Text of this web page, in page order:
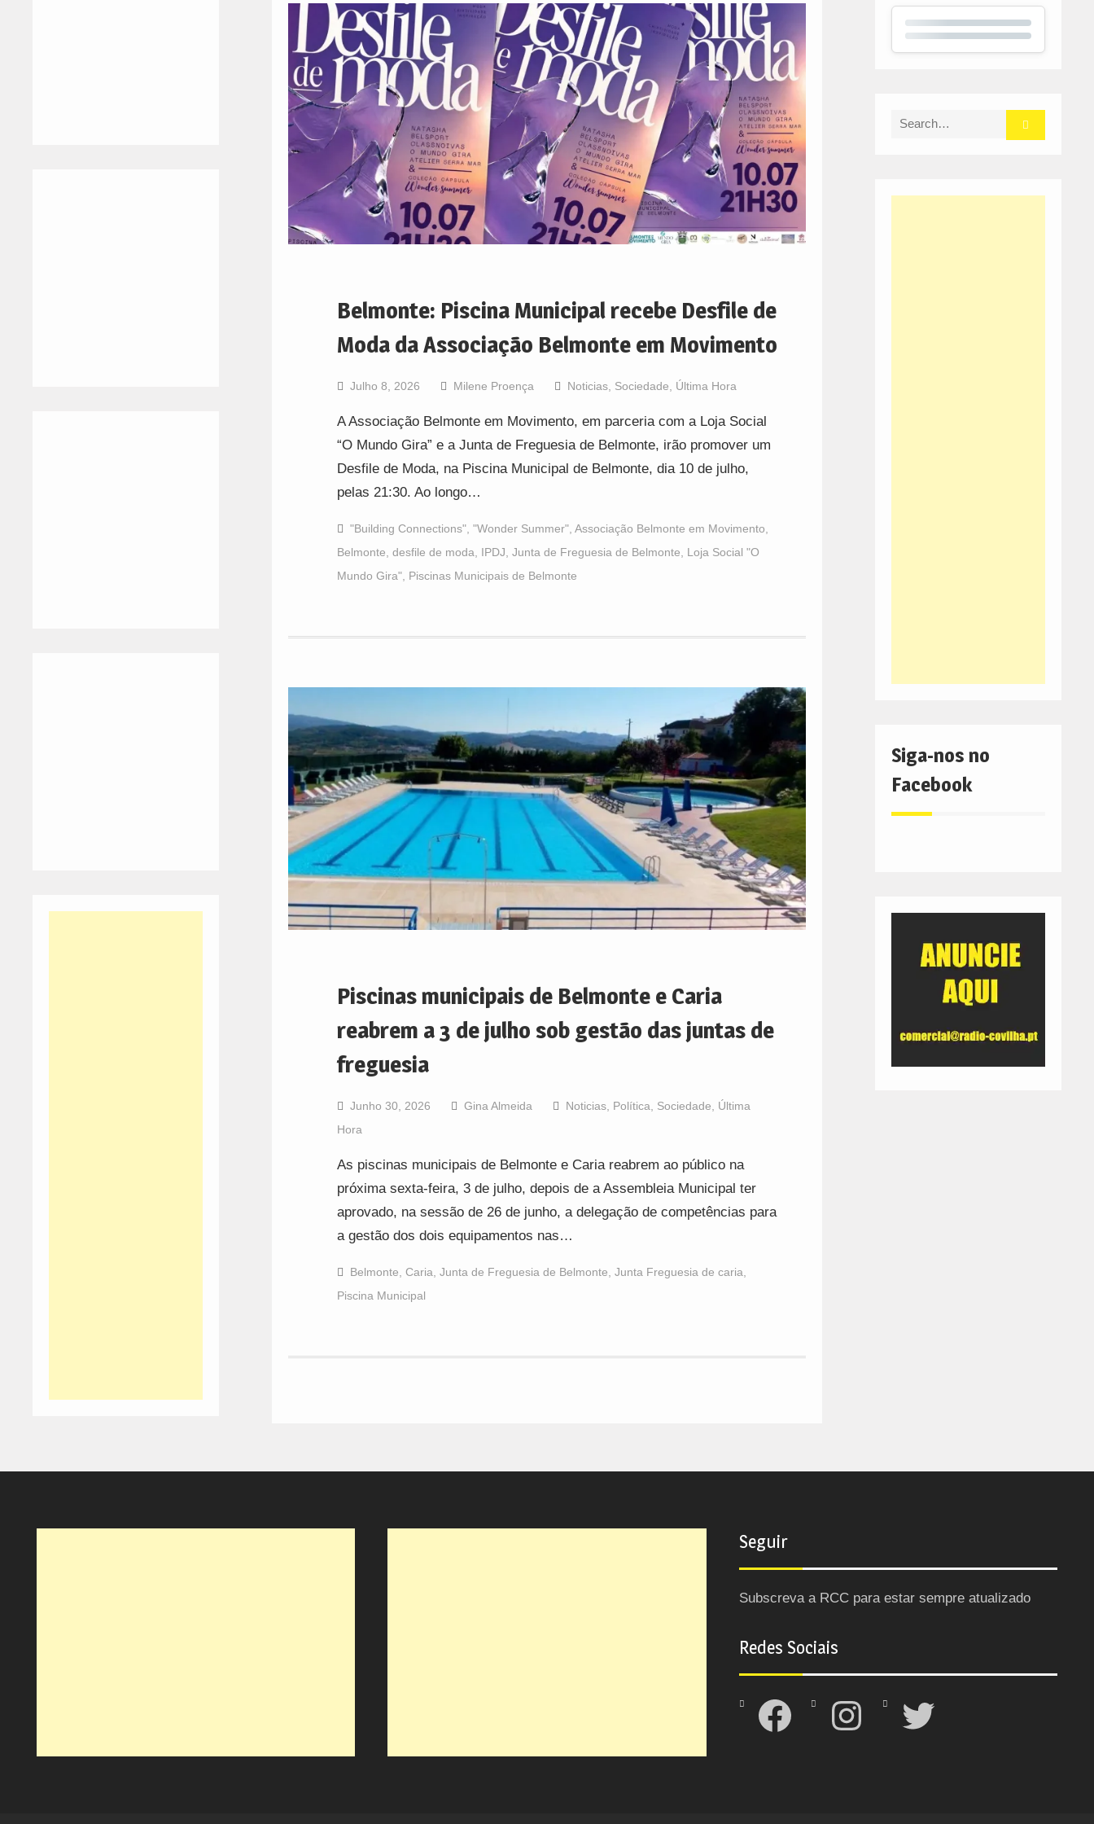
Belmonte: Piscina Municipal recebe Desfile de
Moda da Associação Belmonte em Movimento
Julho 8, 2026 Milene Proença Noticias, Sociedade, Última Hora
A Associação Belmonte em Movimento, em parceria com a Loja Social
“O Mundo Gira” e a Junta de Freguesia de Belmonte, irão promover um
Desfile de Moda, na Piscina Municipal de Belmonte, dia 10 de julho,
pelas 21:30. Ao longo…
"Building Connections", "Wonder Summer", Associação Belmonte em Movimento,
Belmonte, desfile de moda, IPDJ, Junta de Freguesia de Belmonte, Loja Social "O
Mundo Gira", Piscinas Municipais de Belmonte
Piscinas municipais de Belmonte e Caria
reabrem a 3 de julho sob gestão das juntas de
freguesia
Junho 30, 2026 Gina Almeida Noticias, Política Sociedade
Última
Hora
As piscinas municipais de Belmonte e Caria reabrem ao público na
próxima sexta-feira, 3 de julho, depois de a Assembleia Municipal ter
aprovado, na sessão de 26 de junho, a delegação de competências para
a gestão dos dois equipamentos nas…
Belmonte Caria Junta de Freguesia de Belmonte Junta Freguesia de caria
Piscina Municipal
Search
Siga-nos no
Facebook
Seguir
Subscreva a RCC para estar sempre atualizado
Redes Sociais
Facebook Instagram Twitter